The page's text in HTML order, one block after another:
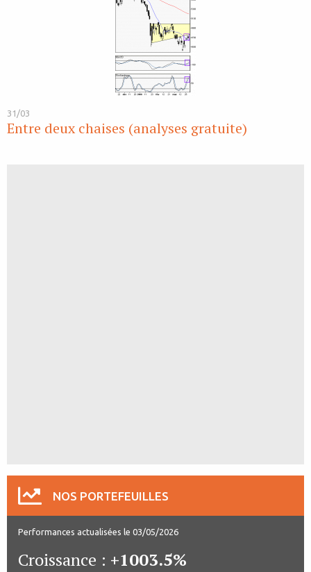
31/03
Entre deux chaises (analyses gratuite)
NOS PORTEFEUILLES
Performances actualisées le 03/05/2026
Croissance : +1003.5%